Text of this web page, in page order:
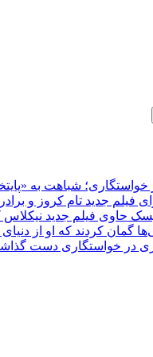
به «پایتخت7» و چرخش بر مدار
کردند که او از
دست گذاشته دقیقا مثل